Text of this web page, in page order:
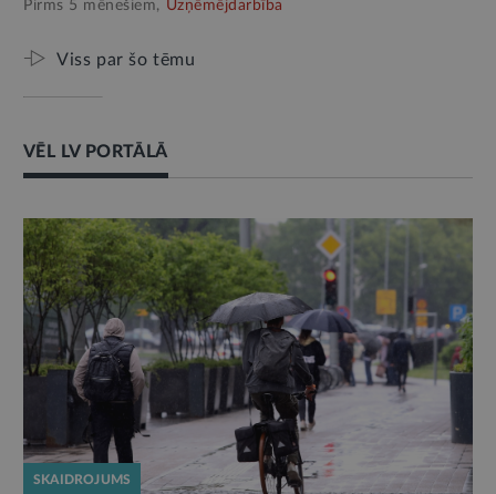
Pirms 5 mēnešiem, Uzņēmējdarbība
Viss par šo tēmu
VĒL LV PORTĀLĀ
SKAIDROJUMS